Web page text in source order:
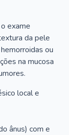
exame
da pele
ou
na mucosa
local e
ânus) com e